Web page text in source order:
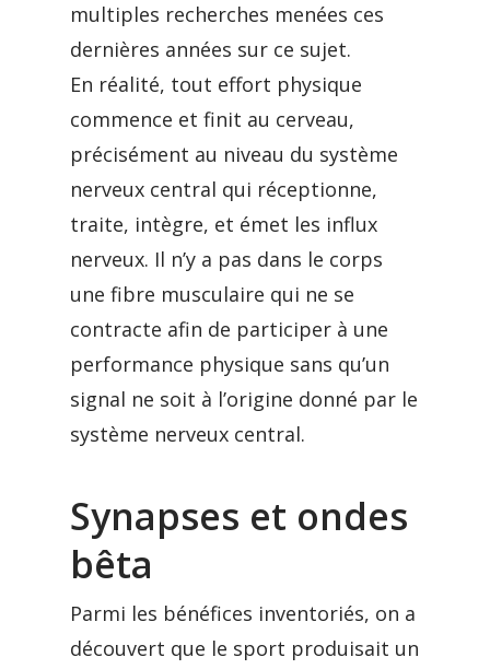
multiples recherches menées ces
dernières années sur ce sujet.
En réalité, tout effort physique
commence et finit au cerveau,
précisément au niveau du système
nerveux central qui réceptionne,
traite, intègre, et émet les influx
nerveux. Il n’y a pas dans le corps
une fibre musculaire qui ne se
contracte afin de participer à une
performance physique sans qu’un
signal ne soit à l’origine donné par le
système nerveux central.
Synapses et ondes
bêta
Parmi les bénéfices inventoriés, on a
découvert que le sport produisait un